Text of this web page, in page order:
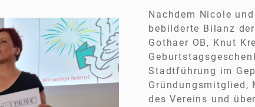
Nachdem Nicole
bebilderte Bilanz
Gothaer OB, Knut
Stadtführung im
Gründungsmitglied,
des Vereins und